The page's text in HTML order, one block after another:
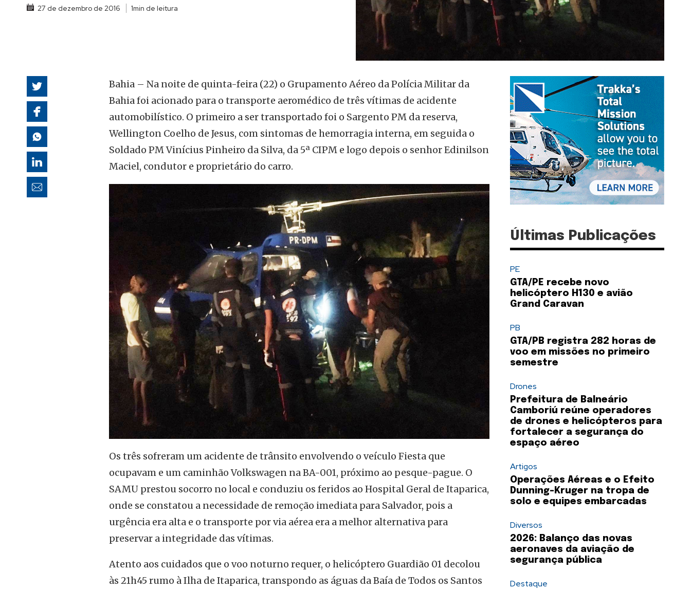
autoridades
27 de dezembro de 2016 1min de leitura
Bahia – Na noite de quinta-feira (22) o Grupamento Aéreo da Polícia Militar da
Bahia foi acionado para o transporte aeromédico de três vítimas de acidente
automobilístico. O primeiro a ser transportado foi o Sargento PM da reserva,
Wellington Coelho de Jesus, com sintomas de hemorragia interna, em seguida o
Soldado PM Vinícius Pinheiro da Silva, da 5ª CIPM e logo depois o senhor Edinilson
Maciel, condutor e proprietário do carro.
Os três sofreram um acidente de trânsito envolvendo o veículo Fiesta que
ocupavam e um caminhão Volkswagen na BA-001, próximo ao pesque-pague. O
SAMU prestou socorro no local e conduziu os feridos ao Hospital Geral de Itaparica,
onde se constatou a necessidade de remoção imediata para Salvador, pois a
urgência era alta e o transporte por via aérea era a melhor alternativa para
preservar a integridade das vítimas.
Atento aos cuidados que o voo noturno requer, o helicóptero Guardião 01 decolou
às 21h45 rumo à Ilha de Itaparica, transpondo as águas da Baía de Todos os Santos
Últimas Publicações
PE
GTA/PE recebe novo
helicóptero H130 e avião
Grand Caravan
PB
GTA/PB registra 282 horas de
voo em missões no primeiro
semestre
Drones
Prefeitura de Balneário
Camboriú reúne operadores
de drones e helicópteros para
fortalecer a segurança do
espaço aéreo
Artigos
Operações Aéreas e o Efeito
Dunning-Kruger na tropa de
solo e equipes embarcadas
Diversos
2026: Balanço das novas
aeronaves da aviação de
segurança pública
Destaque